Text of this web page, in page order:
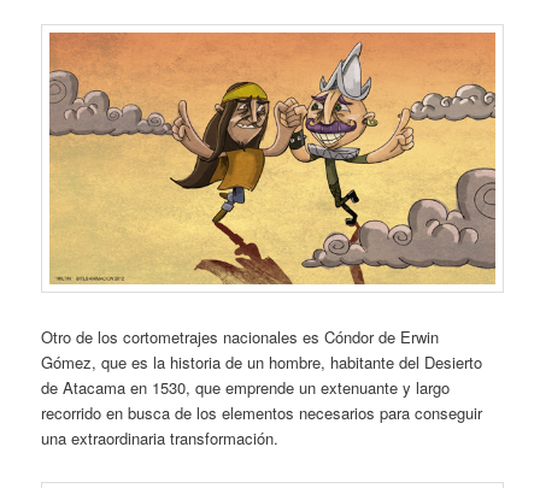
Otro de los cortometrajes nacionales es Cóndor de Erwin
Gómez, que es la historia de un hombre, habitante del Desierto
de Atacama en 1530, que emprende un extenuante y largo
recorrido en busca de los elementos necesarios para conseguir
una extraordinaria transformación.